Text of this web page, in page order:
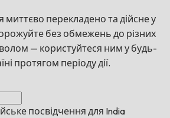
миттєво перекладено та дійсне у
без обмежень до різних
— користуйтеся ним у будь-
протягом періоду дії.
посвідчення для India